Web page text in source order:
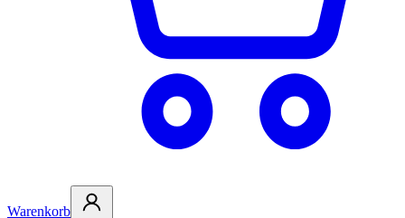
Warenkorb